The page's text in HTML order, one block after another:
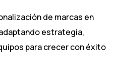
de marcas en
estrategia,
para crecer con éxito